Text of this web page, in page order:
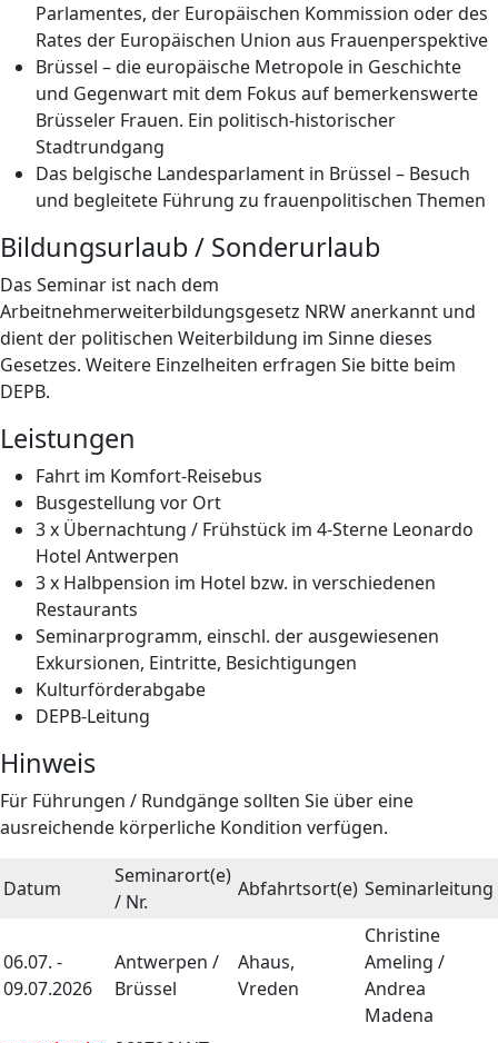
Parlamentes, der Europäischen Kommission oder des
Rates der Europäischen Union aus Frauenperspektive
Brüssel – die europäische Metropole in Geschichte
und Gegenwart mit dem Fokus auf bemerkenswerte
Brüsseler Frauen. Ein politisch-historischer
Stadtrundgang
Das belgische Landesparlament in Brüssel – Besuch
und begleitete Führung zu frauenpolitischen Themen
Bildungsurlaub / Sonderurlaub
Das Seminar ist nach dem
Arbeitnehmerweiterbildungsgesetz NRW anerkannt und
dient der politischen Weiterbildung im Sinne dieses
Gesetzes. Weitere Einzelheiten erfragen Sie bitte beim
DEPB.
Leistungen
Fahrt im Komfort-Reisebus
Busgestellung vor Ort
3 x Übernachtung / Frühstück im 4-Sterne Leonardo
Hotel Antwerpen
3 x Halbpension im Hotel bzw. in verschiedenen
Restaurants
Seminarprogramm, einschl. der ausgewiesenen
Exkursionen, Eintritte, Besichtigungen
Kulturförderabgabe
DEPB-Leitung
Hinweis
Für Führungen / Rundgänge sollten Sie über eine
ausreichende körperliche Kondition verfügen.
Datum
Seminarort(e)
/ Nr.
Abfahrtsort(e) Seminarleitung
06.07. -
09.07.2026
Antwerpen /
Brüssel
Ahaus,
Vreden
Christine
Ameling /
Andrea
Madena